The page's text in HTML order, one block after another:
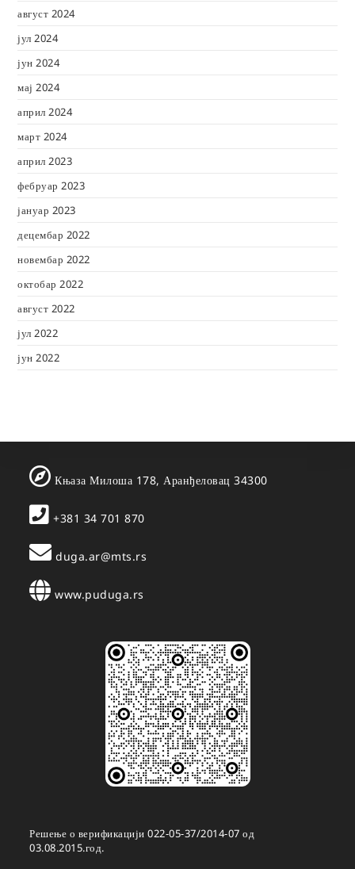
август 2024
јул 2024
јун 2024
мај 2024
април 2024
март 2024
април 2023
фебруар 2023
јануар 2023
децембар 2022
новембар 2022
октобар 2022
август 2022
јул 2022
јун 2022
Књаза Милоша 178, Аранђеловац 34300
+381 34 701 870
duga.ar@mts.rs
www.puduga.rs
Решење о верификацији 022-05-37/2014-07 од
03.08.2015.год.